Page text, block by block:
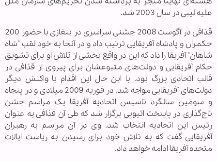
علیه لیبی در سال 2003 شد.
قذافی در آگوست 2008 جشنی سراسری در بنغازی با حضور 200
حکمران و پادشاه آفریقایی ترتیب داد و در آنجا به خود لقب "شاه
شاهان" آفریقا را داد که این در واقع بخشی از تلاش او برای تشویق
حکام آفریقایی و دولت‌های متبوعشان برای پیروی از قذافی در
قالب اتحادی بزرگ بود. با این حال این اقدام با واکنش دیگر
دولت‌های آفریقایی مواجه شد. در فوریه 2009 میلادی و در پنجاه
و سومین سالگرد تاسیس اتحادیه آفریقا یک مراسم جشن
تاج‌گذاری در پایتخت اتیوپی بر‌گزار شد که طی آن قذافی به عنوان
رئیس این اتحادیه انتخاب شد. وی در آن مراسم به رهبران
آفریقایی گفت که به تلاش خود برای رسیدن به ریاست ایالات
متحده آفریقا ادامه خواهد داد.